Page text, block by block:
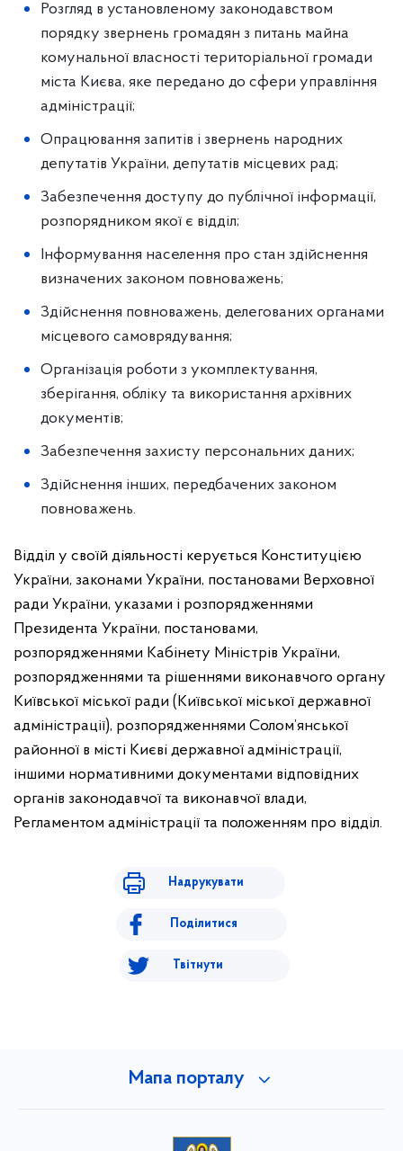
Розгляд в установленому законодавством
порядку звернень громадян з питань майна
комунальної власності територіальної громади
міста Києва, яке передано до сфери управління
адміністрації;
Опрацювання запитів і звернень народних
депутатів України, депутатів місцевих рад;
Забезпечення доступу до публічної інформації,
розпорядником якої є відділ;
Інформування населення про стан здійснення
визначених законом повноважень;
Здійснення повноважень, делегованих органами
місцевого самоврядування;
Організація роботи з укомплектування,
зберігання, обліку та використання архівних
документів;
Забезпечення захисту персональних даних;
Здійснення інших, передбачених законом
повноважень.
Відділ у своїй діяльності керується Конституцією
України, законами України, постановами Верховної
ради України, указами і розпорядженнями
Президента України, постановами,
розпорядженнями Кабінету Міністрів України,
розпорядженнями та рішеннями виконавчого органу
Київської міської ради (Київської міської державної
адміністрації), розпорядженнями Солом’янської
районної в місті Києві державної адміністрації,
іншими нормативними документами відповідних
органів законодавчої та виконавчої влади,
Регламентом адміністрації та положенням про відділ.
Надрукувати
Поділитися
Твітнути
Мапа порталу